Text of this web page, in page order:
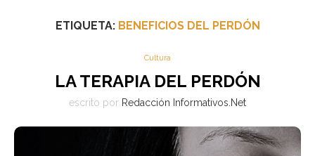
ETIQUETA: BENEFICIOS DEL PERDÓN
Cultura
LA TERAPIA DEL PERDÓN
escrito por Redacción Informativos.Net